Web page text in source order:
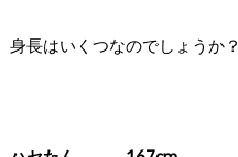
身長はいくつなのでしょうか？